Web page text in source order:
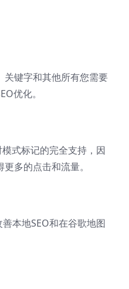
关键字和其他所有您需要
优化。
式标记的完全支持，因
多的点击和流量。
本地SEO和在谷歌地图